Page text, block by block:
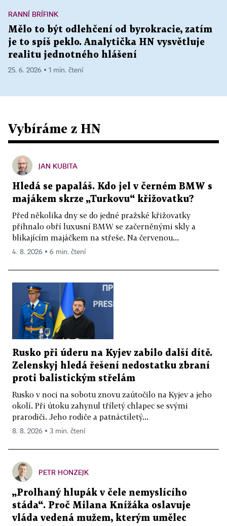
RANNÍ BRÍFINK
Mělo to být odlehčení od byrokracie, zatím
je to spíš peklo. Analytička HN vysvětluje
realitu jednotného hlášení
25. 6. 2026 ▪ 1 min. čtení
Vybíráme z HN
JAN KUBITA
Hledá se papaláš. Kdo jel v černém BMW s
majákem skrze „Turkovu“ křižovatku?
Před několika dny se do jedné pražské křižovatky
přihnalo obří luxusní BMW se začerněnými skly a
blikajícím majáčkem na střeše. Na červenou...
4. 8. 2026 ▪ 6 min. čtení
Rusko při úderu na Kyjev zabilo další dítě.
Zelenskyj hledá řešení nedostatku zbraní
proti balistickým střelám
Rusko v noci na sobotu znovu zaútočilo na Kyjev a jeho
okolí. Při útoku zahynul tříletý chlapec se svými
prarodiči. Jeho rodiče a patnáctiletý...
8. 8. 2026 ▪ 3 min. čtení
PETR HONZEJK
„Prolhaný hlupák v čele nemyslícího
stáda“. Proč Milana Knížáka oslavuje
vláda vedená mužem, kterým umělec